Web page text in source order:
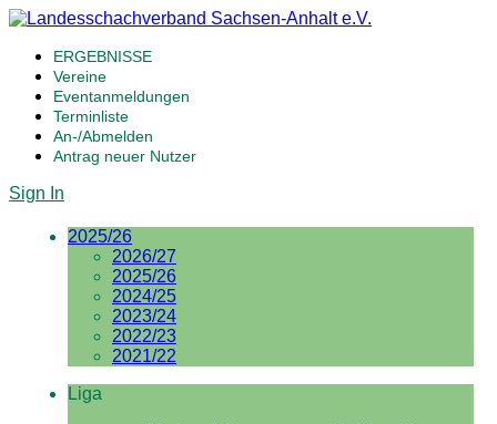
ERGEBNISSE
Vereine
Eventanmeldungen
Terminliste
An-/Abmelden
Antrag neuer Nutzer
Sign In
2025/26
2026/27
2025/26
2024/25
2023/24
2022/23
2021/22
Liga